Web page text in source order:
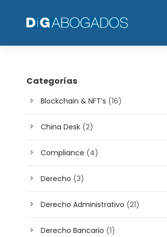
Categorías
Blockchain & NFT’s (16)
China Desk (2)
Compliance (4)
Derecho (3)
Derecho Administrativo (21)
Derecho Bancario (1)